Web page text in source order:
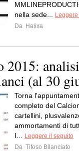
nella sede...
Da Halixa
2015:
(al 30
Torna
completo del
cartellini,
ammortamenti di
I...
Leggere il seguito
Da Tifoso Bilanciato